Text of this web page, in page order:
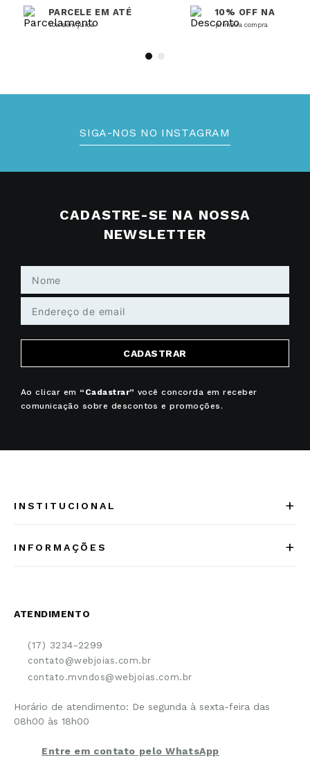
PARCELE EM ATÉ
10x sem juros
10% OFF NA
primeira compra
SIGA-NOS NO INSTAGRAM
CADASTRE-SE NA NOSSA
NEWSLETTER
CADASTRAR
Ao clicar em “Cadastrar” você concorda em receber
comunicação sobre descontos e promoções.
INSTITUCIONAL +
Conheça a linha MVNDOS
INFORMAÇÕES +
Cancelamento de Compra
Certificado de Garantia
Forma de Pagamento
ATENDIMENTO
(17) 3234-2299
contato@webjoias.com.br
contato.mvndos@webjoias.com.br
Horário de atendimento: De segunda à sexta-feira das
08h00 às 18h00
Entre em contato pelo WhatsApp